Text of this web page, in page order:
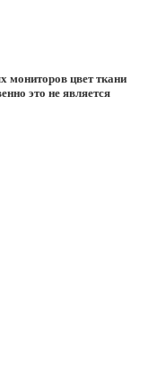
мониторов цвет ткани
это не является